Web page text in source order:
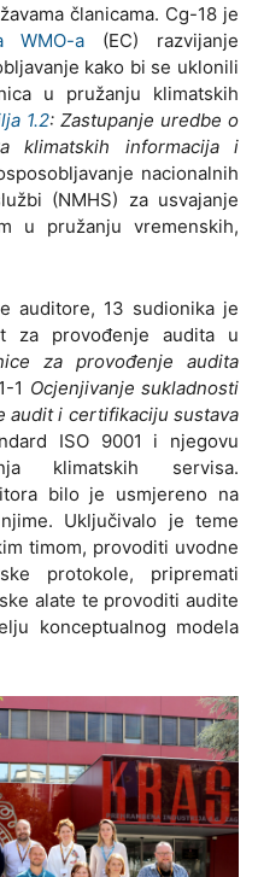
članicama. Cg-18 je
WMO-a (EC) razvijanje
kako bi se uklonili
u pružanju klimatskih
1.2: Zastupanje uredbe o
klimatskih informacija i
nacionalnih
(NMHS) za usvajanje
u pružanju vremenskih,
auditore, 13 sudionika je
za provođenje audita u
za provođenje audita
1 Ocjenjivanje sukladnosti
audit i certifikaciju sustava
ISO 9001 i njegovu
klimatskih servisa.
bilo je usmjereno na
Uključivalo je teme
timom, provoditi uvodne
protokole, pripremati
alate te provoditi audite
konceptualnog modela